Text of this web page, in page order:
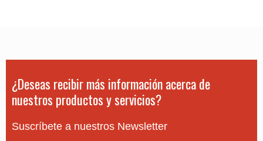
¿Deseas recibir más información acerca de
nuestros productos y servicios?
Suscríbete a nuestros Newsletter